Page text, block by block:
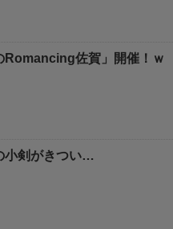
Romancing佐賀」開催！ｗ
小剣がきつい…